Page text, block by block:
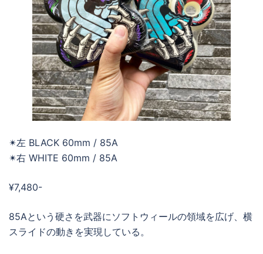
✴︎左 BLACK 60mm / 85A
✴︎右 WHITE 60mm / 85A
¥7,480-
85Aという硬さを武器にソフトウィールの領域を広げ、横
スライドの動きを実現している。